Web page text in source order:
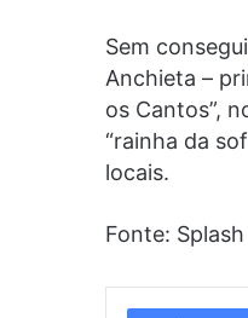
Sem
Anchieta –
os Cantos”,
“rainha da
locais.
Fonte: